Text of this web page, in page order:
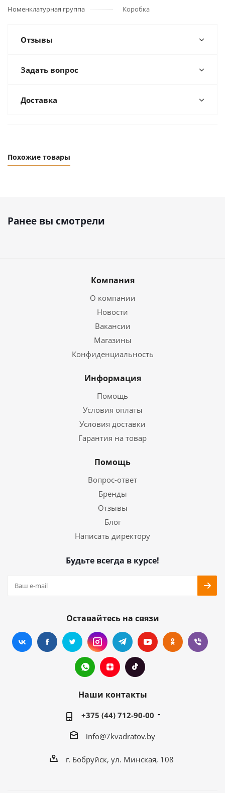
Номенклатурная группа
Коробка
Отзывы
Задать вопрос
Доставка
Похожие товары
Ранее вы смотрели
Компания
О компании
Новости
Вакансии
Магазины
Конфиденциальность
Информация
Помощь
Условия оплаты
Условия доставки
Гарантия на товар
Помощь
Вопрос-ответ
Бренды
Отзывы
Блог
Написать директору
Будьте всегда в курсе!
Оставайтесь на связи
Наши контакты
+375 (44) 712-90-00
info@7kvadratov.by
г. Бобруйск, ул. Минская, 108